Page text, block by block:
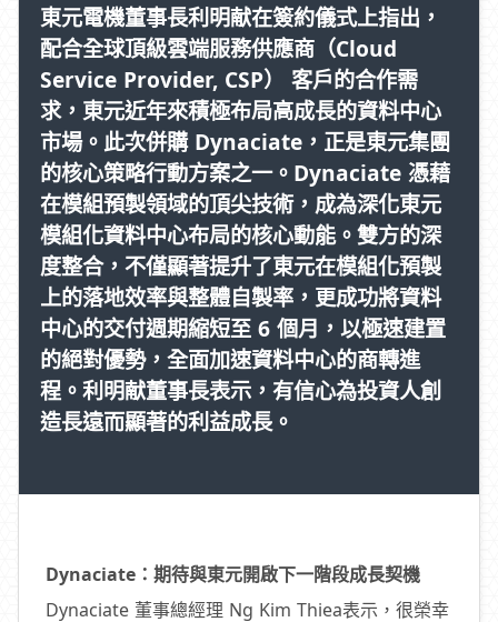
東元電機董事長利明献在簽約儀式上指出，
配合全球頂級雲端服務供應商（Cloud
Service Provider, CSP） 客戶的合作需
求，東元近年來積極布局高成長的資料中心
市場。此次併購 Dynaciate，正是東元集團
的核心策略行動方案之一。Dynaciate 憑藉
在模組預製領域的頂尖技術，成為深化東元
模組化資料中心布局的核心動能。雙方的深
度整合，不僅顯著提升了東元在模組化預製
上的落地效率與整體自製率，更成功將資料
中心的交付週期縮短至 6 個月，以極速建置
的絕對優勢，全面加速資料中心的商轉進
程。利明献董事長表示，有信心為投資人創
造長遠而顯著的利益成長。
Dynaciate：期待與東元開啟下一階段成長契機
Dynaciate 董事總經理 Ng Kim Thiea表示，很榮幸